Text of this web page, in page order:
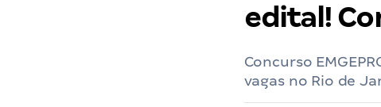
edital!
Concurso
vagas no Rio de